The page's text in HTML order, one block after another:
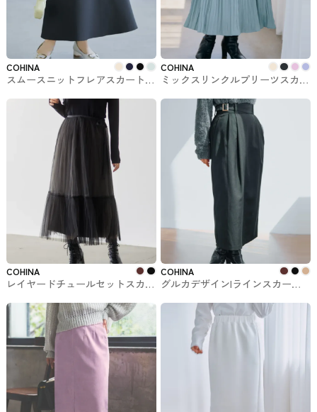
COHINA
スムースニットフレアスカート
COHINA
ミックスリンクルプリーツスカー
入できるスカート
COHINA
レイヤードチュールセットスカー
COHINA
グルカデザインIラインスカート-
きるスカート